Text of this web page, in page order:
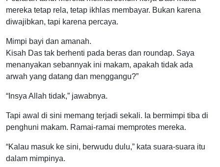
mereka tetap rela, tetap ikhlas membayar. Bukan karena
diwajibkan, tapi karena percaya.
Mimpi bayi dan amanah.
Kisah Das tak berhenti pada beras dan roundap. Saya
menanyakan sebannyak ini makam, apakah tidak ada
arwah yang datang dan menggangu?”
“Insya Allah tidak,” jawabnya.
Tapi awal di sini memang terjadi sekali. Ia bermimpi tiba di
penghuni makam. Ramai-ramai memprotes mereka.
“Kalau masuk ke sini, berwudu dulu,” kata suara-suara itu
dalam mimpinya.